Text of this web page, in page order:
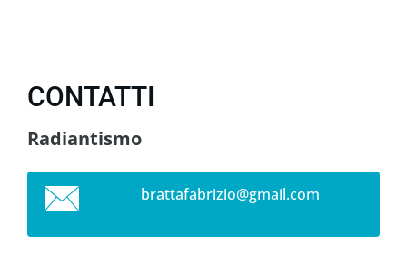
CONTATTI
Radiantismo
brattafabrizio@gmail.com